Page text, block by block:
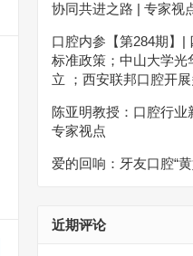
协同共进之路 | 专家视
口腔内参【第284期】|
标准政策；中山大学
立 ；西安联邦口腔开
陈亚明教授：口腔行
专家视点
爱的回响：牙友口腔“
近期评论